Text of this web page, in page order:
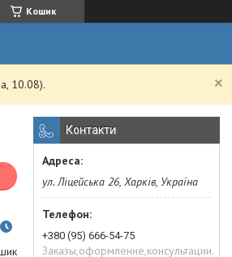
Кошик
10.08).
Контакти
ул. Ліцейська 26, Харків, Україна
+380 (95) 666-54-75
Заказы,оформление,консультации.